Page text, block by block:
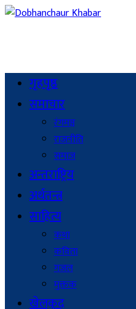
गृहपृष्ठ
समाचार
रंगमञ्च
राजनीति
समाज
अन्तराष्ट्रिय
अर्थतन्त्र
साहित्य
कथा
कविता
गजल
मुक्तक
खेलकुद